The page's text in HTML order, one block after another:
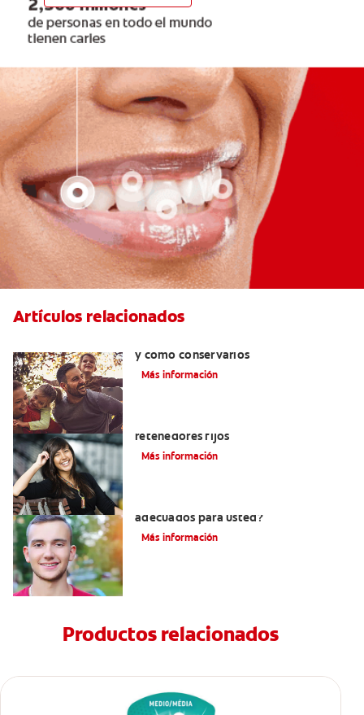
Artículos relacionados
y cómo conservarlos
Más información
retenedores fijos
Más información
adecuados para usted?
Más información
Productos relacionados